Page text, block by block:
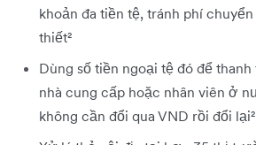
khoản đa tiền tệ, tránh phí
thiết²
Dùng số tiền ngoại tệ đó để
nhà cung cấp hoặc nhân viên ở
không cần đổi qua VND rồi đổi lại²